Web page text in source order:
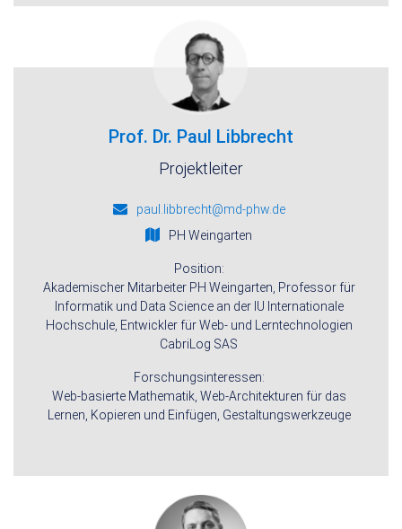
Prof. Dr. Paul Libbrecht
Projektleiter
paul.libbrecht@md-phw.de
PH Weingarten
Position:
Akademischer Mitarbeiter PH Weingarten, Professor für
Informatik und Data Science an der IU Internationale
Hochschule, Entwickler für Web- und Lerntechnologien
CabriLog SAS
Forschungsinteressen:
Web-basierte Mathematik, Web-Architekturen für das
Lernen, Kopieren und Einfügen, Gestaltungswerkzeuge